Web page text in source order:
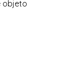
objeto